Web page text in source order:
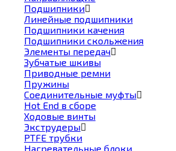
Подшипники
Линейные подшипники
Подшипники качения
Подшипники скольжения
Элементы передач
Зубчатые шкивы
Приводные ремни
Пружины
Соединительные муфты
Hot End в сборе
Ходовые винты
Экструдеры
PTFE трубки
Нагревательные блоки